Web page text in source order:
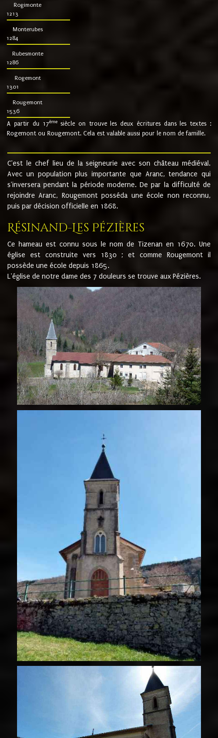
Rogimonte
1213
Monterubes
1284
Rubesmonte
1286
Rogemont
1301
Rougemont
1536
A partir du 17ème siècle on trouve les deux écritures dans les textes :
Rogemont ou Rougemont. Cela est valable aussi pour le nom de famille.
C'est le chef lieu de la seigneurie avec son château médiéval.
Avec un population plus importante que Aranc, tendance qui
s'inversera pendant la période moderne. De par la difficulté de
rejoindre Aranc, Rougemont posséda une école non reconnu,
puis par décision officielle en 1868.
Résinand-Les Pézières
Ce hameau est connu sous le nom de Tizenan en 1670. Une
église est construite vers 1830 ; et comme Rougemont il
possède une école depuis 1865.
L'église de notre dame des 7 douleurs se trouve aux Pézières.